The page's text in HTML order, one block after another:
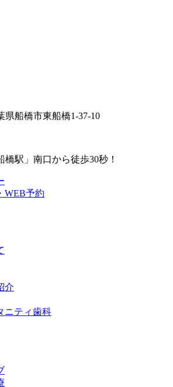
県船橋市東船橋1-37-10
橋駅」南口から徒歩30秒！
WEB予約
介
ニティ歯科